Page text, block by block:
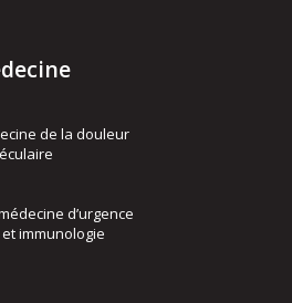
de la douleur
d’urgence
immunologie